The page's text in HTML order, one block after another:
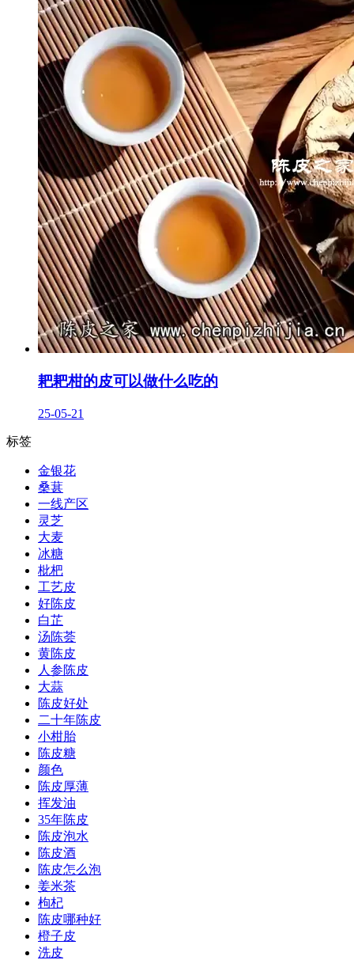
耙耙柑的皮可以做什么吃的
25-05-21
标签
金银花
桑葚
一线产区
灵芝
大麦
冰糖
枇杷
工艺皮
好陈皮
白芷
汤陈荟
黄陈皮
人参陈皮
大蒜
陈皮好处
二十年陈皮
小柑胎
陈皮糖
颜色
陈皮厚薄
挥发油
35年陈皮
陈皮泡水
陈皮酒
陈皮怎么泡
姜米茶
枸杞
陈皮哪种好
橙子皮
洗皮